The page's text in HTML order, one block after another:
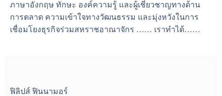
ภาษาอังกฤษ ทักษะ องค์ความรู้ และผู้เชี่ยวชาญทางด้าน
การตลาด ความเข้าใจทางวัฒนธรรม และมุ่งหวังในการ
เชื่อมโยงธุรกิจร่วมสหราชอาณาจักร …… เราทำได้……
ฟิลิปส์ ฟินนามอร์